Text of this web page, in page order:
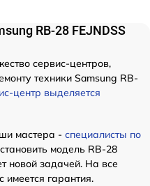
RB-28 FEJNDSS
сервис-центров,
техники Samsung RB-
центр выделяется
мастера - специалисты по
модель RB-28
новой задачей. На все
гарантия.